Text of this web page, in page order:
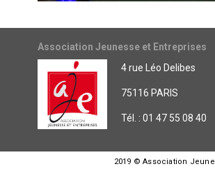
Association Jeunesse et Entreprises
4 rue Léo Delibes
75116 PARIS
Tél. : 01 47 55 08 40
2019 © Association